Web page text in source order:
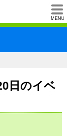
MENU
人石川
日のイベ